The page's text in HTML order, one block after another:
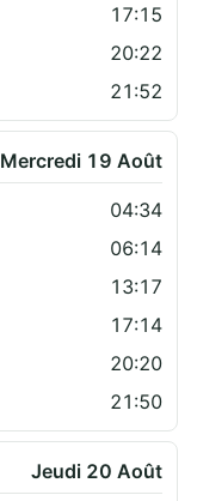
17:15
20:22
21:52
Mercredi 19 Août
04:34
06:14
13:17
17:14
20:20
21:50
Jeudi 20 Août